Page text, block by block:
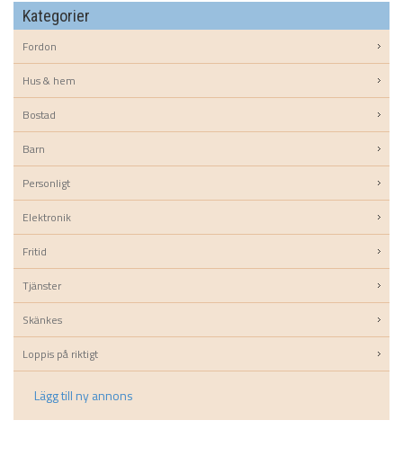
Kategorier
Fordon
Hus & hem
Bostad
Barn
Personligt
Elektronik
Fritid
Tjänster
Skänkes
Loppis på riktigt
Lägg till ny annons